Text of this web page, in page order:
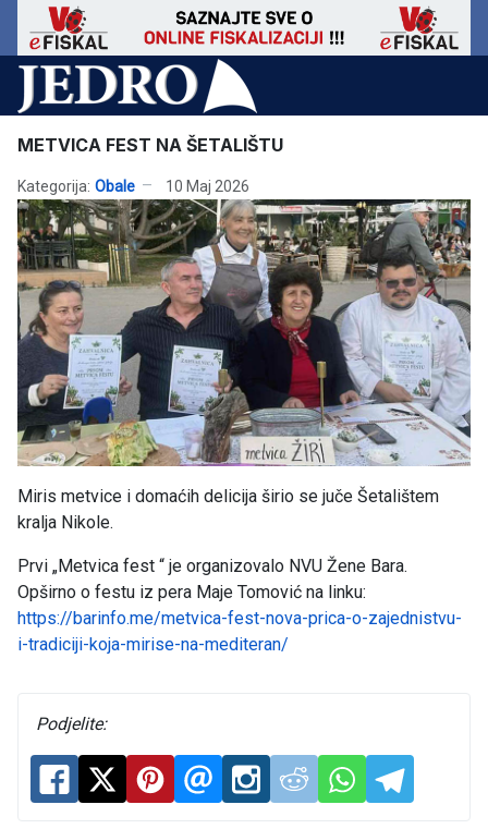
METVICA FEST NA ŠETALIŠTU
Kategorija: Obale 10 Maj 2026
Miris metvice i domaćih delicija širio se juče Šetalištem
kralja Nikole.
Prvi „Metvica fest “ je organizovalo NVU Žene Bara.
Opširno o festu iz pera Maje Tomović na linku:
https://barinfo.me/metvica-fest-nova-prica-o-zajednistvu-
i-tradiciji-koja-mirise-na-mediteran/
Podjelite: